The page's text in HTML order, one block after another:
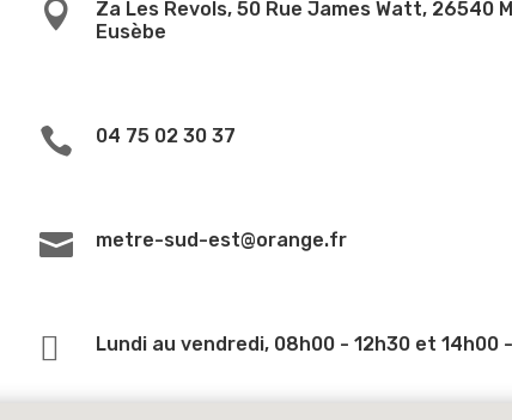

Za Les Revols, 50 Rue James Watt, 26540
Eusèbe
 04 75 02 30 37
 metre-sud-est@orange.fr
 Lundi au vendredi, 08h00 - 12h30 et 14h00